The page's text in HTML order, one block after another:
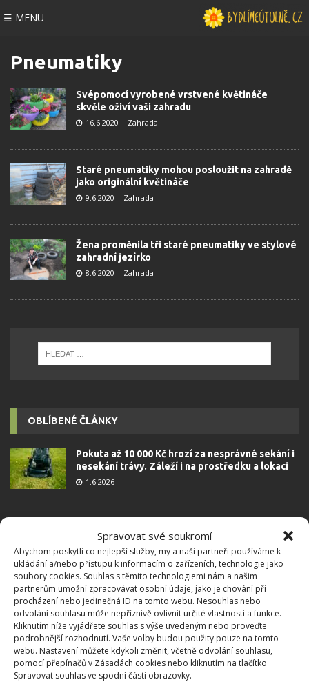
Spravovat své soukromí
Abychom poskytli co nejlepší služby, my a naši partneři používáme k
ukládání a/nebo přístupu k informacím o zařízeních, technologie jako
soubory cookies. Souhlas s těmito technologiemi nám a našim
partnerům umožní zpracovávat osobní údaje, jako je chování při
procházení nebo jedinečná ID na tomto webu. Nesouhlas nebo
odvolání souhlasu může nepříznivě ovlivnit určité vlastnosti a funkce.
Kliknutím níže vyjádřete souhlas s výše uvedeným nebo proveďte
podrobnější rozhodnutí. Vaše volby budou použity pouze na tomto
webu. Nastavení můžete kdykoli změnit, včetně odvolání souhlasu,
pomocí přepínačů v Zásadách cookies nebo kliknutím na tlačítko
Spravovat souhlas ve spodní části obrazovky.
☰ MENU
Pneumatiky
Svépomocí vyrobené vrstvené květináče
skvěle oživí vaši zahradu
16.6.2020 Zahrada
Staré pneumatiky mohou posloužit na zahradě
jako originální květináče
9.6.2020 Zahrada
Žena proměnila tři staré pneumatiky ve stylové
zahradní jezírko
8.6.2020 Zahrada
OBLÍBENÉ ČLÁNKY
Pokuta až 10 000 Kč hrozí za nesprávné sekání i
nesekání trávy. Záleží i na prostředku a lokaci
1.6.2026
Kdo je zažil, bez problému získá 12 ze 12 bodů
12.5.2026
Test znalostí o každodenní realitě za
komunismu: 10 retro otázek ukáže, kdo má
dobrý přehled
23.6.2026
Retro kvíz o oblíbených autech v dobách